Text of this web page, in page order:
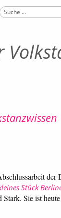
der
Stück
Stark. Sie ist